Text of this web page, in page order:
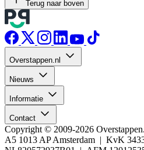
Terug naar boven
Overstappen.nl
Nieuws
Informatie
Contact
Copyright © 2009-2026
A5 1013 AP Amsterdam | KvK